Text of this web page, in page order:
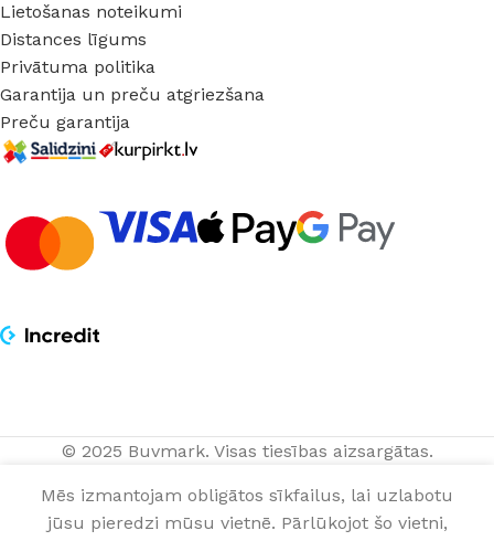
Lietošanas noteikumi
Distances līgums
Privātuma politika
Garantija un preču atgriezšana
Preču garantija
© 2025 Buvmark. Visas tiesības aizsargātas.
Mēs izmantojam obligātos sīkfailus, lai uzlabotu
jūsu pieredzi mūsu vietnē. Pārlūkojot šo vietni,
ERIS Balts
matēts pilnas
gab.
OPCIJAS
TAGAD